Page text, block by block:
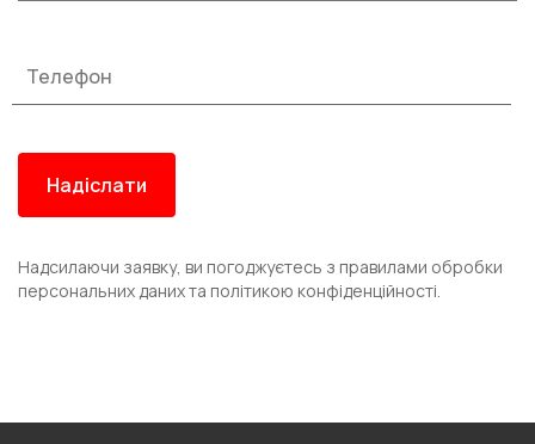
Надсилаючи заявку, ви погоджуєтесь з правилами обробки
персональних даних та політикою конфіденційності.